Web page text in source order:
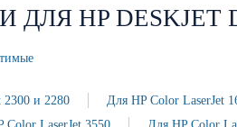
HP DESKJET
2300 и 2280
Для HP Color LaserJet